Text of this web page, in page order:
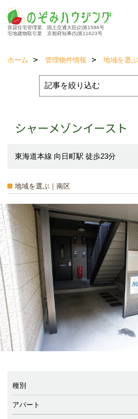
賃貸住宅管理業 国土交通大臣(2)第1586号
宅地建物取引業 京都府知事(5)第11623号
ホーム 管理物件情報 地域を選ぶ
シャーメゾンイースト
東海道本線 向日町駅 徒歩23分
地域を選ぶ｜南区
種別
アパート